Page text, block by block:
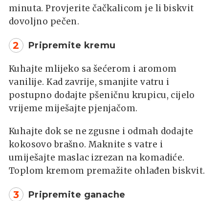
minuta. Provjerite čačkalicom je li biskvit
dovoljno pečen.
2 Pripremite kremu
Kuhajte mlijeko sa šećerom i aromom
vanilije. Kad zavrije, smanjite vatru i
postupno dodajte pšeničnu krupicu, cijelo
vrijeme miješajte pjenjačom.
Kuhajte dok se ne zgusne i odmah dodajte
kokosovo brašno. Maknite s vatre i
umiješajte maslac izrezan na komadiće.
Toplom kremom premažite ohlađen biskvit.
3 Pripremite ganache